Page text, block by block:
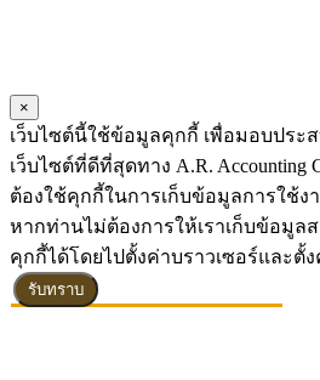
×
เว็บไซต์นี้ใช้ข้อมูลคุกกี้ เพื่อมอบประ
เว็บไซต์ที่ดีที่สุดทาง A.R. Accounting
ต้องใช้คุกกี้ในการเก็บข้อมูลการใช้ง
หากท่านไม่ต้องการให้เราเก็บข้อมูล
คุกกี้ได้โดยไปตั้งค่าบราวเซอร์และตั้
รับทราบ